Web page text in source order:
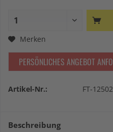
Merken
PERSÖNLICHES ANGEBOT
Artikel-Nr.: FT-12502
Beschreibung